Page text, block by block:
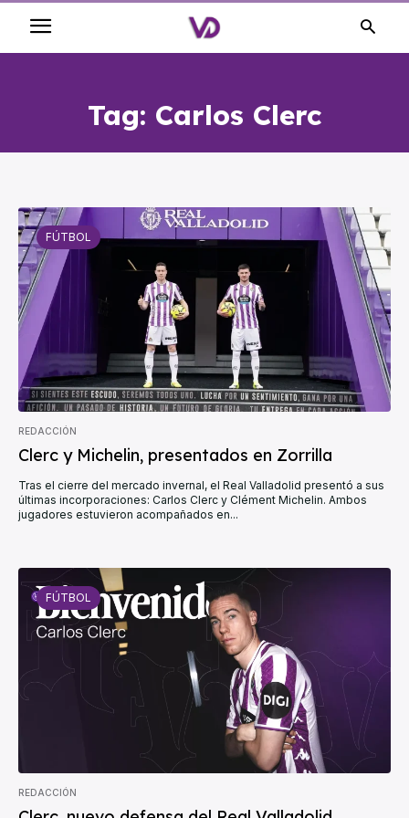
Tag: Carlos Clerc
FÚTBOL
REDACCIÓN
Clerc y Michelin, presentados en Zorrilla
Tras el cierre del mercado invernal, el Real Valladolid presentó a sus
últimas incorporaciones: Carlos Clerc y Clément Michelin. Ambos
jugadores estuvieron acompañados en...
FÚTBOL
REDACCIÓN